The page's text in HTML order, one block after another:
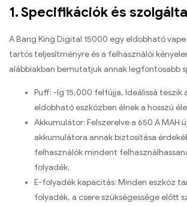
1. Specifikációk és
A Bang King Digital 15000 egy eldobható
tartós teljesítményre és a felhasználói
alábbiakban bemutatjuk annak legfontosabb
Puff: -Ig 15,000 felfújja, Ideálissá teszik
eldobható eszközben élnek a hosszú
Akkumulátor: Felszerelve a 650 A MAH
akkumulátora annak biztosítása
felhasználók mindent
folyadék.
E-folyadék kapacitás: Minden eszköz
folyadék, a csere szükségessége előtt